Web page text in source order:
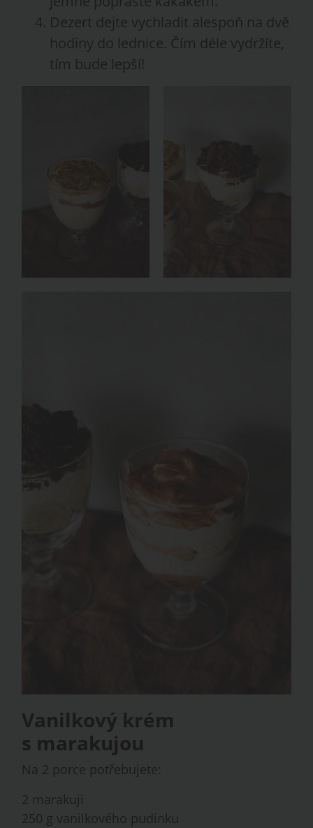
Dezert dejte vychladit alespoň na dvě
hodiny do lednice. Čím déle vydržíte,
tím bude lepší!
Vanilkový krém
s marakujou
Na 2 porce potřebujete:
2 marakuji
250 g vanilkového pudinku